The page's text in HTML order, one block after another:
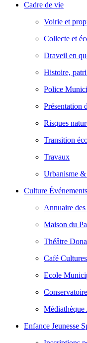
Cadre de vie
Voirie et
Collecte et
Draveil en
Histoire,
Police
Présentation
Risques
Transition
Travaux
Urbanisme
Culture Événements
Annuaire
Maison du
Théâtre
Café Cultures
Ecole
Conservatoire
Médiathèque
Enfance Jeunesse